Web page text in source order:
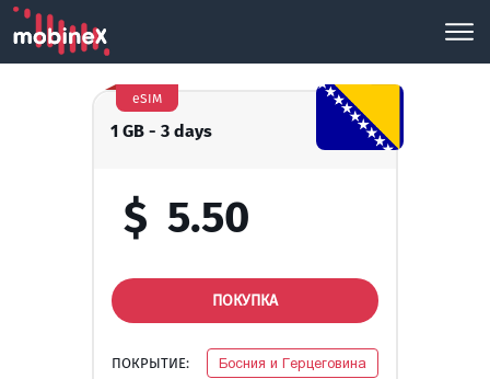
1 GB - 3 days
eSIM
$ 5.50
ПОКУПКА
ПОКРЫТИЕ: Босния и Герцеговина